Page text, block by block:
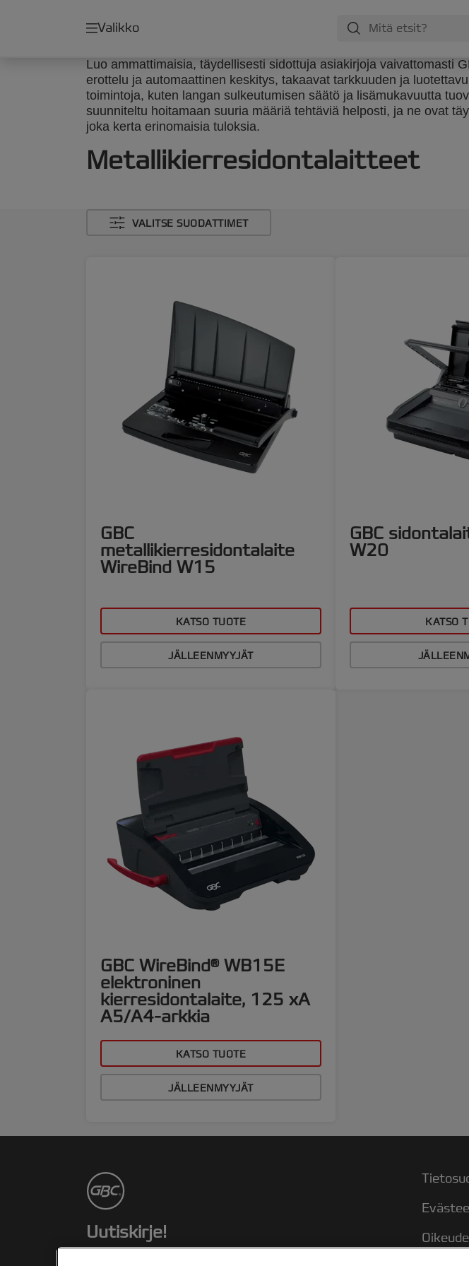
Valikko
Luo ammattimaisia, täydellisesti sidottuja asiakirjoja vaivattomasti
erottelu ja automaattinen keskitys, takaavat tarkkuuden ja
toimintoja, kuten langan sulkeutumisen säätö ja lisämukavuutta
suunniteltu hoitamaan suuria määriä tehtäviä helposti, ja ne ovat
joka kerta erinomaisia tuloksia.
Metallikierresidontalaitteet
VALITSE SUODATTIMET
GBC
metallikierresidontalaite
WireBind W15
KATSO TUOTE
JÄLLEENMYYJÄT
GBC
W20
KATSO
GBC WireBind® WB15E
elektroninen
kierresidontalaite, 125 xA
A5/A4-arkkia
KATSO TUOTE
JÄLLEENMYYJÄT
Uutiskirje!